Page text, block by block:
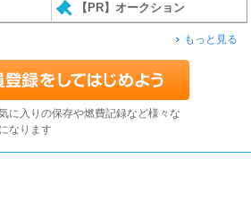
【PR】オークション
もっと見る
に入りの保存や燃費記録など様々な
なります